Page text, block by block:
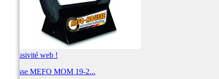
Exclusivité web !
Mousse MEFO MOM 19-2...